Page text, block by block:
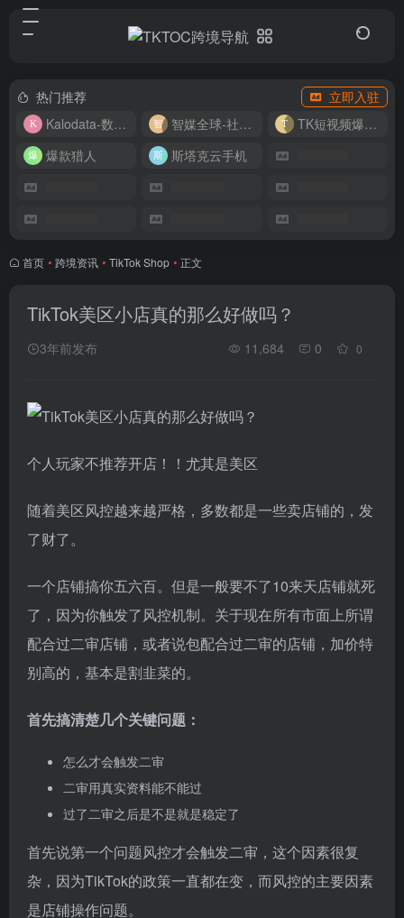
热门推荐
立即入驻
Kalodata-数据分析平台
智媒全球-社媒管理平台
TK短视频爆款复刻
爆款猎人
斯塔克云手机
首页 • 跨境资讯 • TikTok Shop • 正文
TikTok美区小店真的那么好做吗？
3年前发布 11,684 0 0
个人玩家不推荐开店！！尤其是美区
随着美区风控越来越严格，多数都是一些卖店铺的，发
了财了。
一个店铺搞你五六百。但是一般要不了10来天店铺就死
了，因为你触发了风控机制。关于现在所有市面上所谓
配合过二审店铺，或者说包配合过二审的店铺，加价特
别高的，基本是割韭菜的。
首先搞清楚几个关键问题：
怎么才会触发二审
二审用真实资料能不能过
过了二审之后是不是就是稳定了
首先说第一个问题风控才会触发二审，这个因素很复
杂，因为TikTok的政策一直都在变，而风控的主要因素
是店铺操作问题。